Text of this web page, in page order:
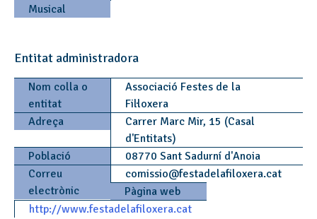
Musical
Entitat administradora
Nom colla o
entitat
Associació Festes de la
Fil·loxera
Adreça
Carrer Marc Mir, 15 (Casal
d'Entitats)
Població
08770 Sant Sadurní d'Anoia
Correu
electrònic
comissio@festadelafiloxera.cat
Pàgina web
http://www.festadelafiloxera.cat